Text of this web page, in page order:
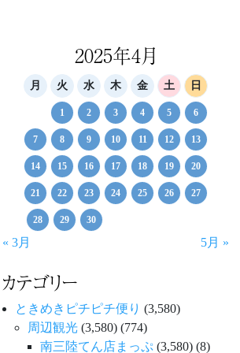
2025年4月
月 火 水 木 金 土 日
1 2 3 4 5 6
7 8 9 10 11 12 13
14 15 16 17 18 19 20
21 22 23 24 25 26 27
28 29 30
« 3月 5月 »
カテゴリー
ときめきピチピチ便り (3,580)
周辺観光 (3,580) (774)
南三陸てん店まっぷ (3,580) (8)